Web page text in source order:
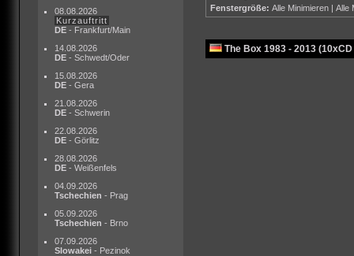
08.08.2026
Kurzauftritt
DE - Frankfurt/Main
14.08.2026
DE - Schwedt/Oder
15.08.2026
DE - Gera
21.08.2026
DE - Schwerin
22.08.2026
DE - Görlitz
28.08.2026
DE - Weißenfels
04.09.2026
Tschechien - Prag
05.09.2026
Tschechien - Brno
07.09.2026
Slowakei - Pezinok
Fenstergröße: Alle Minimieren |Alle
The Box 1983 - 2013